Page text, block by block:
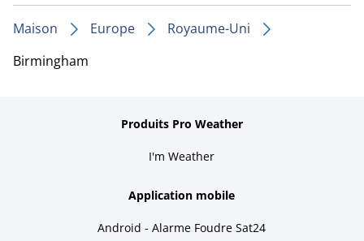
Maison Europe
Royaume-Uni
Birmingham
Produits Pro Weather
I'm Weather
Application mobile
Android - Alarme Foudre Sat24